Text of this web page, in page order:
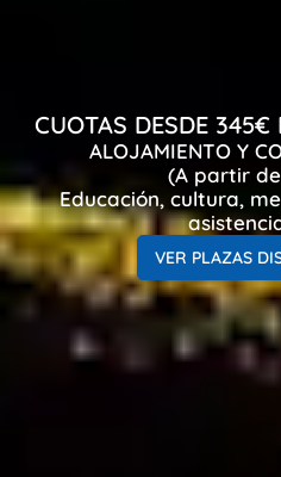
CUOTAS DESDE 345€
ALOJAMIENTO Y
(A partir
Educación, cultura,
VER PLAZAS